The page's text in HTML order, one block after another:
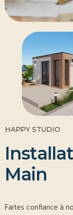
HAPPY STUDIO
Installat
Main
Faites confiance à